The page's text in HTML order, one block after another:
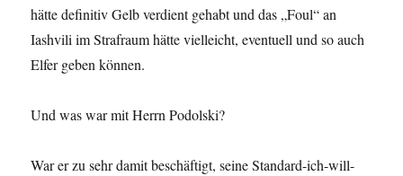
hätte definitiv Gelb verdient gehabt und das „Foul“ an
Iashvili im Strafraum hätte vielleicht, eventuell und so auch
Elfer geben können.
Und was war mit Herrn Podolski?
War er zu sehr damit beschäftigt, seine Standard-ich-will-